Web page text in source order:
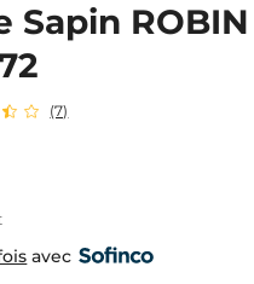
Sapin
(7)
avec